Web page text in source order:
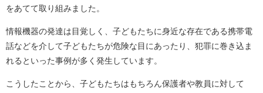
をあてて取り組みました。
情報機器の発達は目覚しく、子どもたちに身近な存在である携帯電
話などを介して子どもたちが危険な目にあったり、犯罪に巻き込ま
れるといった事例が多く発生しています。
こうしたことから、子どもたちはもちろん保護者や教員に対して